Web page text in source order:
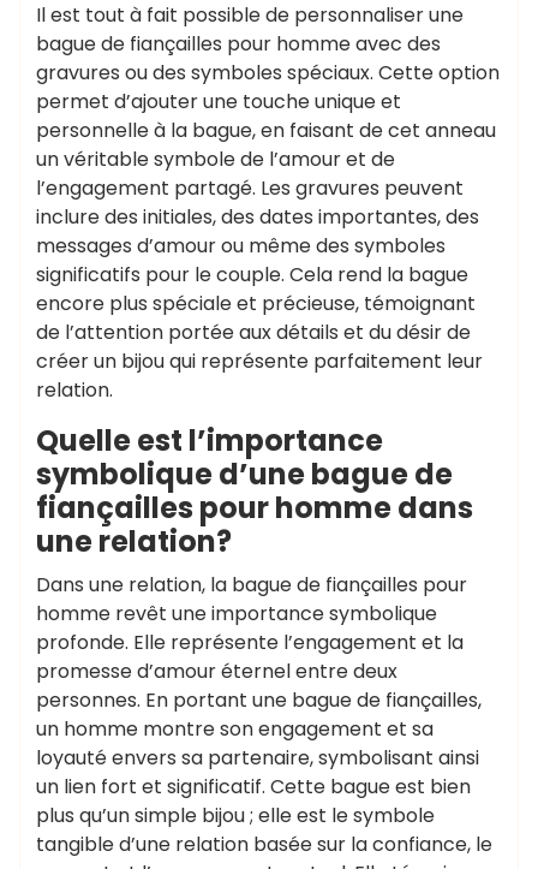
Il est tout à fait possible de personnaliser une
bague de fiançailles pour homme avec des
gravures ou des symboles spéciaux. Cette option
permet d’ajouter une touche unique et
personnelle à la bague, en faisant de cet anneau
un véritable symbole de l’amour et de
l’engagement partagé. Les gravures peuvent
inclure des initiales, des dates importantes, des
messages d’amour ou même des symboles
significatifs pour le couple. Cela rend la bague
encore plus spéciale et précieuse, témoignant
de l’attention portée aux détails et du désir de
créer un bijou qui représente parfaitement leur
relation.
Quelle est l’importance
symbolique d’une bague de
fiançailles pour homme dans
une relation?
Dans une relation, la bague de fiançailles pour
homme revêt une importance symbolique
profonde. Elle représente l’engagement et la
promesse d’amour éternel entre deux
personnes. En portant une bague de fiançailles,
un homme montre son engagement et sa
loyauté envers sa partenaire, symbolisant ainsi
un lien fort et significatif. Cette bague est bien
plus qu’un simple bijou ; elle est le symbole
tangible d’une relation basée sur la confiance, le